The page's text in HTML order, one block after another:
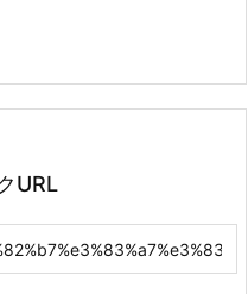
URL